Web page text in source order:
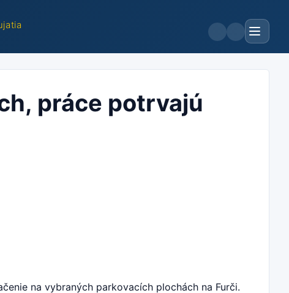
práce potrvajú
na vybraných parkovacích plochách na Furči.